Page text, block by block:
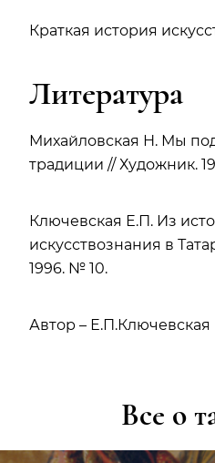
Краткая история
Литература
Михайловская Н. Мы
традиции // Художник.
Ключевская Е.П. Из
искусствознания в
1996. № 10.
Автор – Е.П.Ключевская
Все о